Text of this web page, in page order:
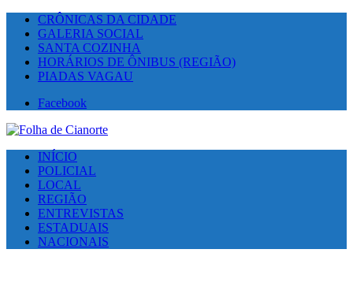
CRÔNICAS DA CIDADE
GALERIA SOCIAL
SANTA COZINHA
HORÁRIOS DE ÔNIBUS (REGIÃO)
PIADAS VAGAU
Facebook
INÍCIO
POLICIAL
LOCAL
REGIÃO
ENTREVISTAS
ESTADUAIS
NACIONAIS